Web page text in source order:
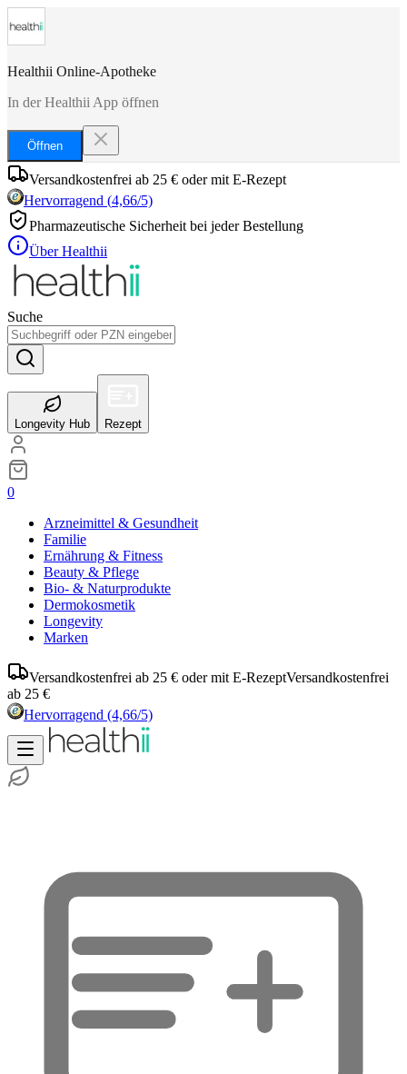
Healthii Online-Apotheke
In der Healthii App öffnen
Öffnen
Versandkostenfrei ab 25 € oder mit E-Rezept
Hervorragend (4,66/5)
Pharmazeutische Sicherheit bei jeder Bestellung
Über Healthii
Suche
Longevity Hub Rezept
0
Arzneimittel & Gesundheit
Familie
Ernährung & Fitness
Beauty & Pflege
Bio- & Naturprodukte
Dermokosmetik
Longevity
Marken
Versandkostenfrei ab 25 € oder mit E-RezeptVersandkostenfrei
ab 25 €
Hervorragend (4,66/5)